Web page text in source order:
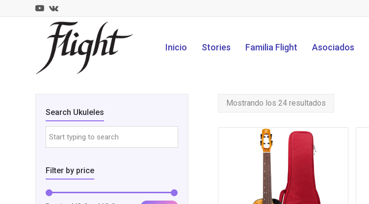
Youtube
VK
Inicio Stories Familia Flight Asociados
Mostrando los 24 resultados
Search Ukuleles
Filter by price